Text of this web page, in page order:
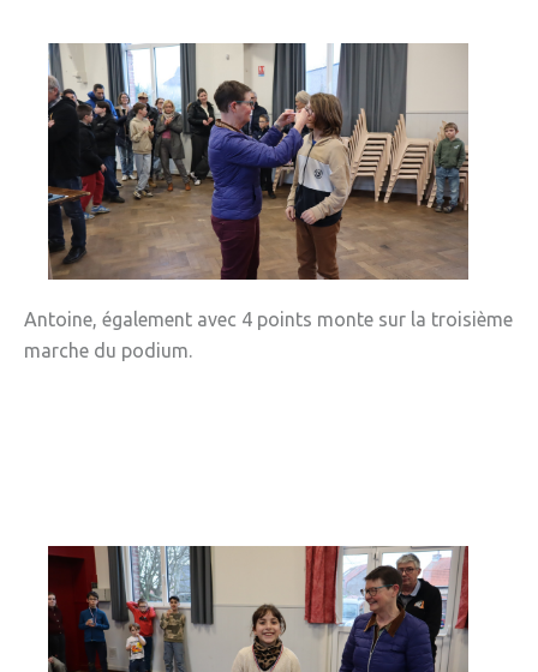
» Service à domicile
» ADMR
» SEWEP
» Autres associations
» ESA
» Scouts de France
CONTACT
Antoine, également avec 4 points monte sur la troisième
marche du podium.